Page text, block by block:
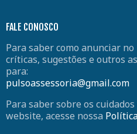
FALE CONOSCO
Para saber como anunciar
críticas, sugestões e outros
para:
pulsoassessoria@gmail.com
Para saber sobre os
website, acesse nossa